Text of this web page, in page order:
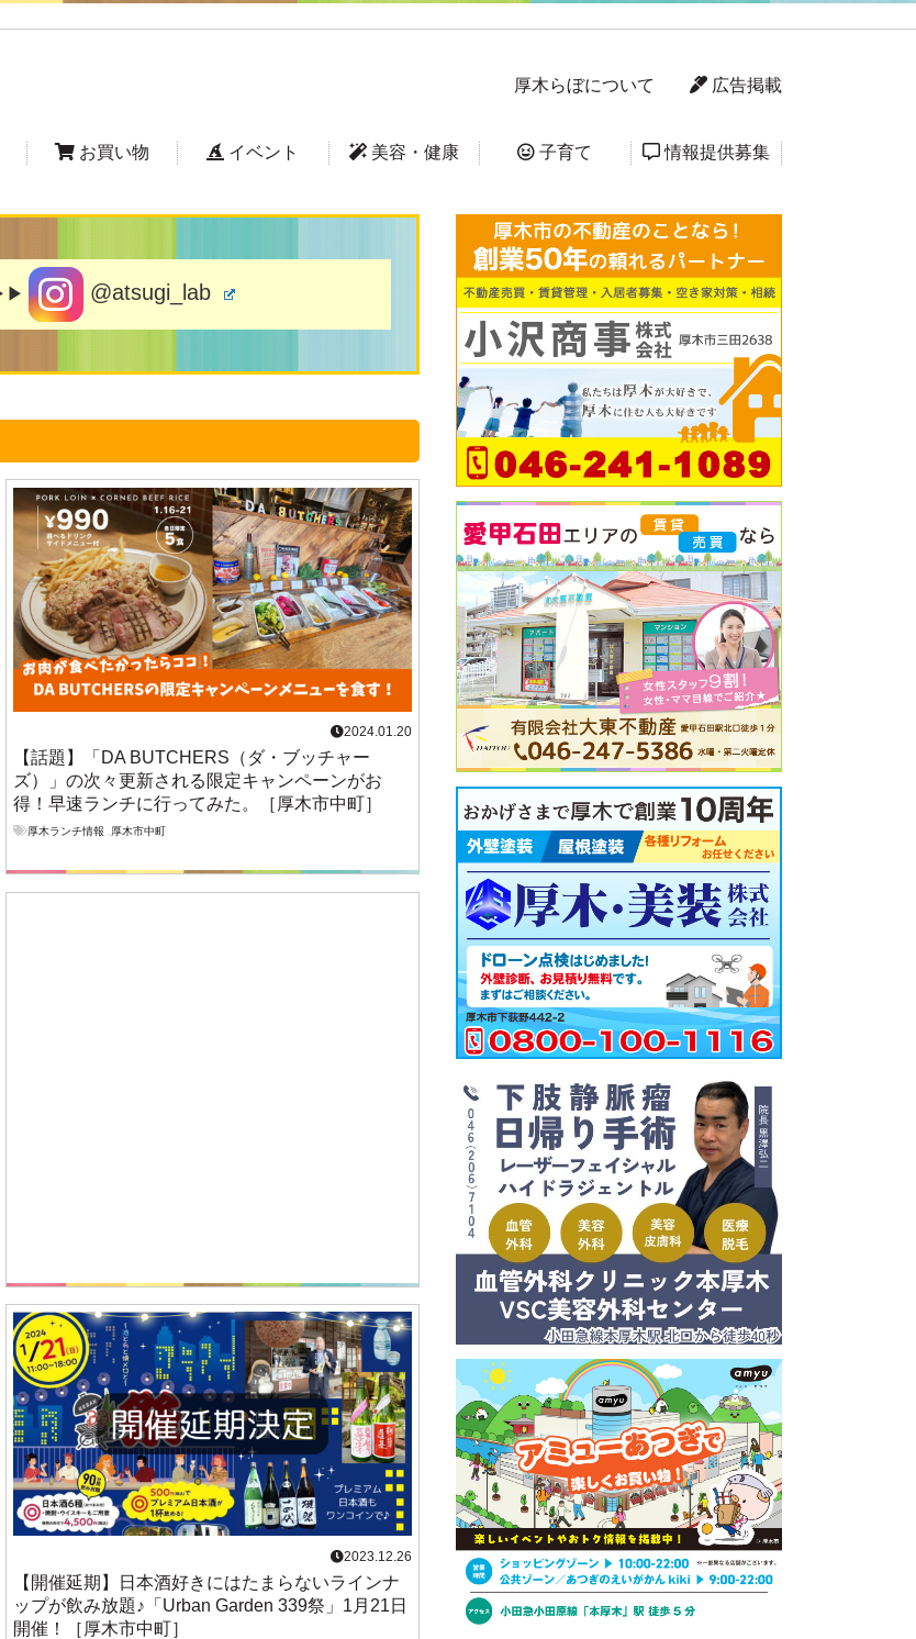
厚木らぼについて 広告掲載
お買い物 イベント 美容・健康 子育て 情報提供募集
@atsugi_lab
2024.01.20
【話題】「DA BUTCHERS（ダ・ブッチャー
ズ）」の次々更新される限定キャンペーンがお
得！早速ランチに行ってみた。［厚木市中町］
厚木ランチ情報 ,厚木市中町
2023.12.26
【開催延期】日本酒好きにはたまらないラインナ
ップが飲み放題♪「Urban Garden 339祭」1月21日
開催！［厚木市中町］